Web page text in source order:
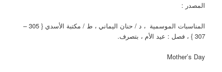
المصدر :
المناسبات الموسمية ، د / حنان اليماني ، ط / مكتبة الأسدي { 305 –
307 } ، فصل : عيد الأم ، بتصرف.
Mother’s Day